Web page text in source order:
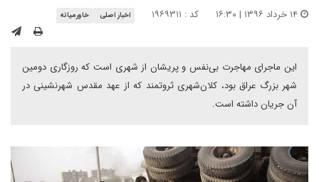
کد : ۱۹۶۹۳۱۱ اخبار اصلی خاورمیانه
این ماجرای مهاجرت بی‌نفس و پریشان از شهری است که روزگاری دومین
شهر بزرگ عراق بود، کلان‌شهری ثروتمند که از عهد مقدس شهرنشینی در
آن جریان داشته است.